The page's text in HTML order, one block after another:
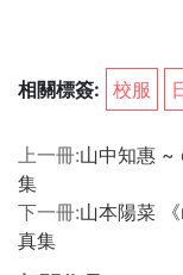
相關標簽: 校服
上一冊:山中知惠
集
下一冊:山本陽菜
真集